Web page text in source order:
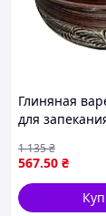
Глиняная
для
глины с
567.50 ₴
1 135₴